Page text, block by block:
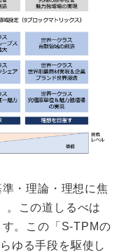
・理論・理想に焦
。この道しるべは
す。この「S-TPMの
ゆる手段を駆使し